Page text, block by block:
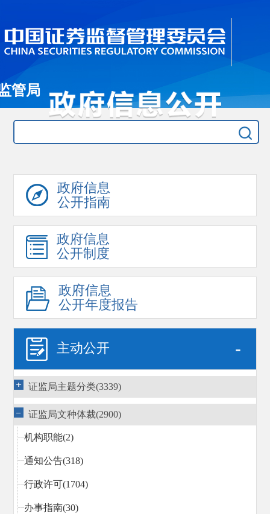
管局
政府信息
公开指南
政府信息
公开制度
政府信息
公开年度报告
主动公开 -
证监局主题分类(3339)
证监局文种体裁(2900)
机构职能(2)
通知公告(318)
行政许可(1704)
办事指南(30)